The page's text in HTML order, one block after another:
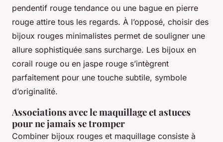
pendentif rouge tendance ou une bague en pierre
rouge attire tous les regards. À l’opposé, choisir des
bijoux rouges minimalistes permet de souligner une
allure sophistiquée sans surcharge. Les bijoux en
corail rouge ou en jaspe rouge s’intègrent
parfaitement pour une touche subtile, symbole
d’originalité.
Associations avec le maquillage et astuces
pour ne jamais se tromper
Combiner bijoux rouges et maquillage consiste à